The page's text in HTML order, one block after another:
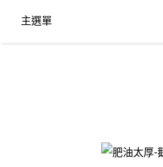
主選單